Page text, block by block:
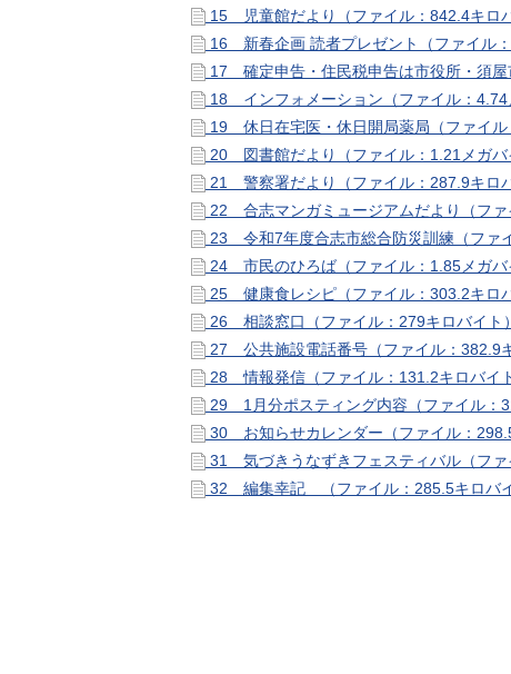
15 児童館だより（ファイル：842.4キロ
16 新春企画 読者プレゼント（ファイル
17 確定申告・住民税申告は市役所・須屋
18 インフォメーション（ファイル：4.74
19 休日在宅医・休日開局薬局（ファイル
20 図書館だより（ファイル：1.21メガバ
21 警察署だより（ファイル：287.9キロ
22 合志マンガミュージアムだより（ファ
23 令和7年度合志市総合防災訓練（ファ
24 市民のひろば（ファイル：1.85メガバ
25 健康食レシピ（ファイル：303.2キロ
26 相談窓口（ファイル：279キロバイト
27 公共施設電話番号（ファイル：382.9
28 情報発信（ファイル：131.2キロバイ
29 1月分ポスティング内容（ファイル：
30 お知らせカレンダー（ファイル：
31 気づきうなずきフェスティバル（ファ
32 編集幸記 （ファイル：285.5キロバ